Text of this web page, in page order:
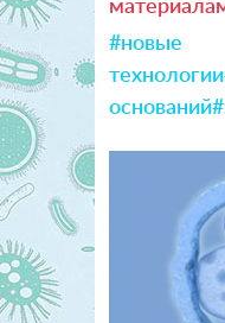
#новые
технологии
оснований